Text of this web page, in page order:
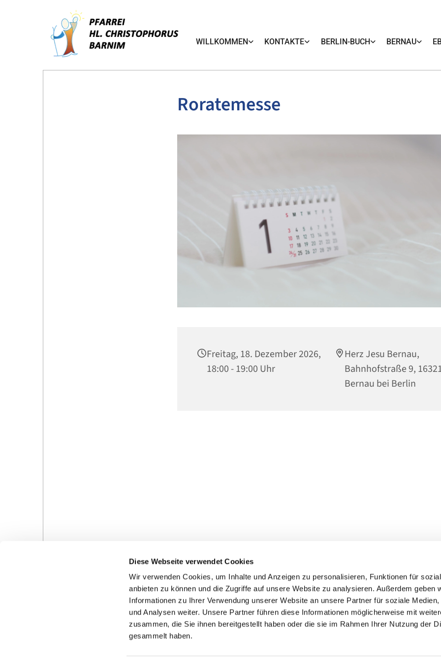
Diese Webseite verwendet Cookies
Wir verwenden Cookies, um Inhalte und Anzeigen zu personalisieren, Funktionen für
anbieten zu können und die Zugriffe auf unsere Website zu analysieren. Außerdem geben
Informationen zu Ihrer Verwendung unserer Website an unsere Partner für soziale Medien,
und Analysen weiter. Unsere Partner führen diese Informationen möglicherweise mit
zusammen, die Sie ihnen bereitgestellt haben oder die sie im Rahmen Ihrer Nutzung der
gesammelt haben.
WILLKOMMEN KONTAKTE BERLIN-BUCH BERNAU
Roratemesse
Freitag, 18. Dezember 2026,
18:00 - 19:00 Uhr
Herz Jesu Bernau,
Bahnhofstraße 9,
Bernau bei Berlin
Veranstaltungen in der
Pfarrei
Kontakte
Ansprechpersonen zum Schutz vor
sexualisierter Gewalt